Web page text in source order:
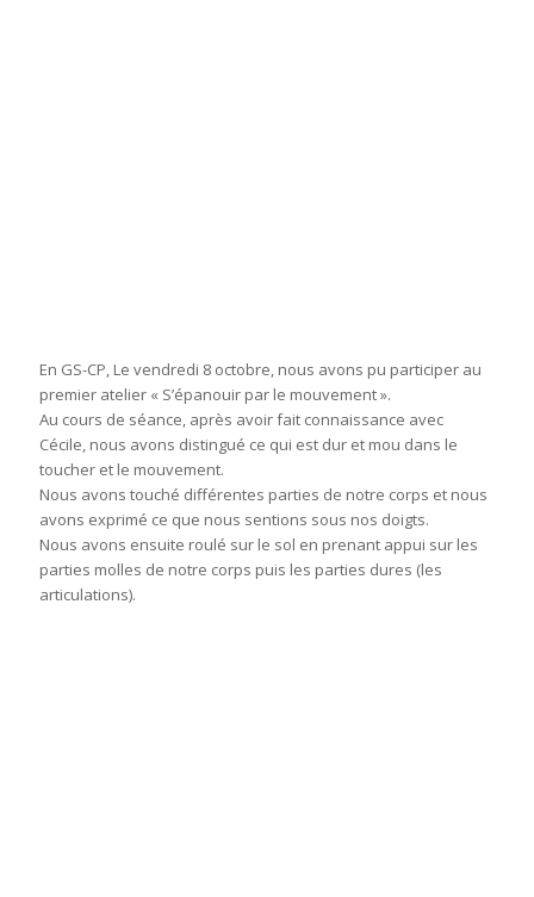
En GS-CP, Le vendredi 8 octobre, nous avons pu participer au
premier atelier « S’épanouir par le mouvement ».
Au cours de séance, après avoir fait connaissance avec
Cécile, nous avons distingué ce qui est dur et mou dans le
toucher et le mouvement.
Nous avons touché différentes parties de notre corps et nous
avons exprimé ce que nous sentions sous nos doigts.
Nous avons ensuite roulé sur le sol en prenant appui sur les
parties molles de notre corps puis les parties dures (les
articulations).